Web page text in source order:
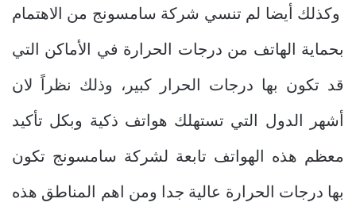
وكذلك أيضا لم تنسي شركة سامسونج من الاهتمام
بحماية الهاتف من درجات الحرارة في الأماكن التي
قد تكون بها درجات الحرار كبير، وذلك نظراً لان
أشهر الدول التي تستهلك هواتف ذكية وبكل تأكيد
معظم هذه الهواتف تابعة لشركة سامسونج تكون
بها درجات الحرارة عالية جدا ومن اهم المناطق هذه